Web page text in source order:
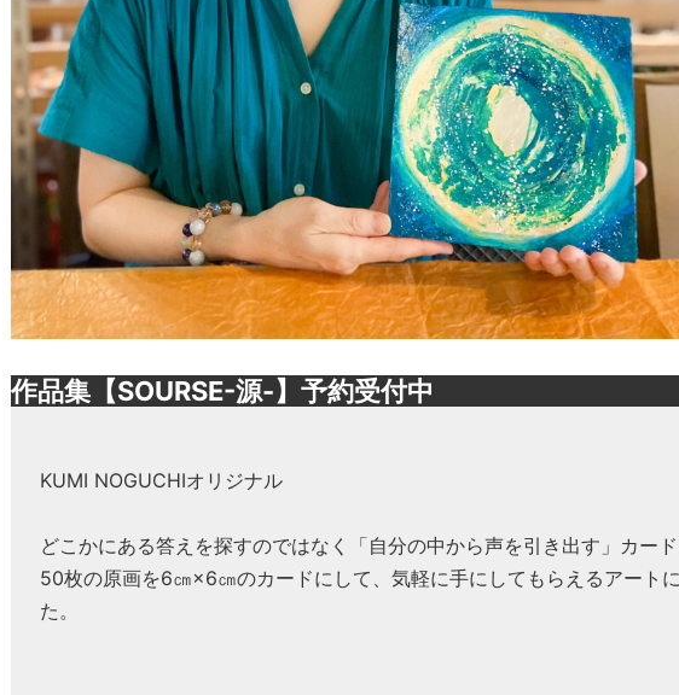
作品集【SOURSE-源-】予約受付中
KUMI NOGUCHIオリジナル
どこかにある答えを探すのではなく「自分の中から声を引き出す」カード
50枚の原画を6㎝×6㎝のカードにして、気軽に手にしてもらえるアート
た。